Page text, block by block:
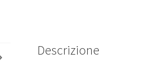
Descrizione